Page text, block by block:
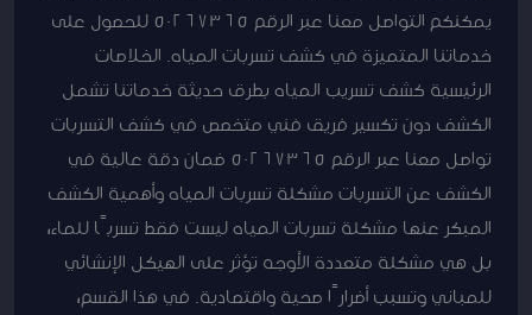
يمكنكم التواصل معنا عبر الرقم 50267365 للحصول على
خدماتنا المتميزة في كشف تسربات المياه. الخلاصات
الرئيسية كشف تسريب المياه بطرق حديثة خدماتنا تشمل
الكشف دون تكسير فريق فني متخصص في كشف التسربات
تواصل معنا عبر الرقم 50267365 ضمان دقة عالية في
الكشف عن التسربات مشكلة تسربات المياه وأهمية الكشف
المبكر عنها مشكلة تسربات المياه ليست فقط تسربًا للماء،
بل هي مشكلة متعددة الأوجه تؤثر على الهيكل الإنشائي
للمباني وتسبب أضرارًا صحية واقتصادية. في هذا القسم،